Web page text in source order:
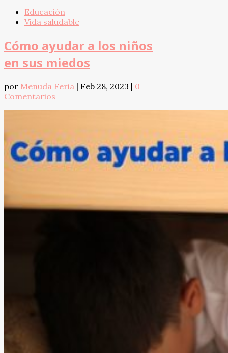
Educación
Vida saludable
Cómo ayudar a los niños
en sus miedos
por Menuda Feria | Feb 28, 2023 | 0
Comentarios